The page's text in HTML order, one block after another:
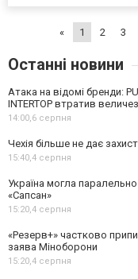
« 1 2 3
Останні новини
Атака на відомі бренди:
INTERTOP втратив
14:00,6 серпня
Чехія більше не дає
15:40,4 серпня
Україна могла
«Сапсан»
15:20,4 серпня
«Резерв+» частково
заява Міноборони
15:20,4 серпня